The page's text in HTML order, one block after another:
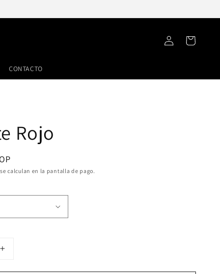
CONTACTO
sesión
Carrito
Rojo
calculan en la pantalla de pago.
Aumentar